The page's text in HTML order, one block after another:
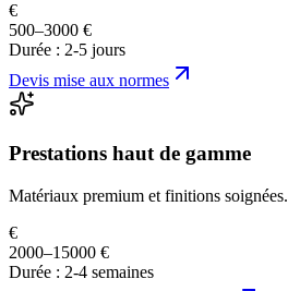
€
500–3000 €
Durée : 2-5 jours
Devis mise aux normes
Prestations haut de gamme
Matériaux premium et finitions soignées.
€
2000–15000 €
Durée : 2-4 semaines